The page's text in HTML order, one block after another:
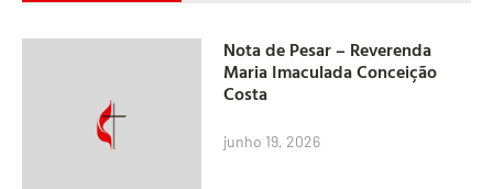
Nota de Pesar – Reverenda
Maria Imaculada Conceição
Costa
junho 19, 2026